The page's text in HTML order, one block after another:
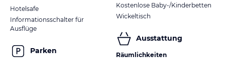
Hotelsafe
Informationsschalter für
Ausflüge
Parken
Kostenlose Baby-/Kinderbetten
Wickeltisch
Ausstattung
Räumlichkeiten